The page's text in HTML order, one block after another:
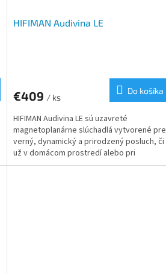
HIFIMAN Audivina LE
€409 / ks
Do košíka
HIFIMAN Audivina LE sú uzavreté
magnetoplanárne slúchadlá vytvorené pre
verný, dynamický a prirodzený posluch, či
už v domácom prostredí alebo pri
štúdiovej práci. Stavajú na...